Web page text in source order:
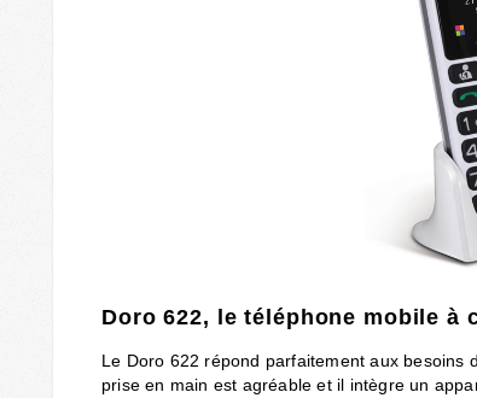
Doro 622, le téléphone mobile à
Le Doro 622 répond parfaitement aux besoins
prise en main est agréable et il intègre un